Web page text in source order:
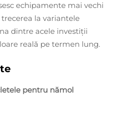
echipamente mai vechi
la variantele
dintre acele investiții
reală pe termen lung.
pentru nămol